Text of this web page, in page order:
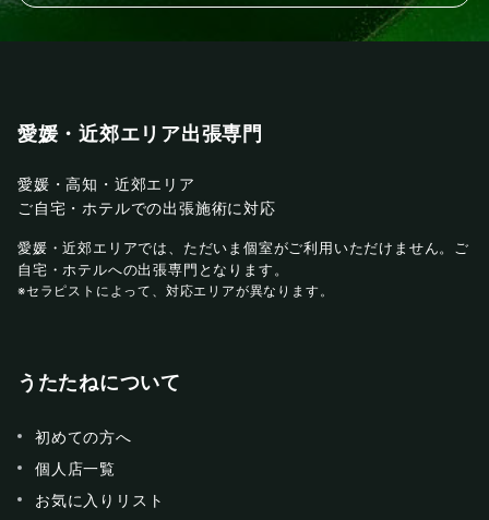
愛媛・近郊エリア出張専門
愛媛・高知・近郊エリア
ご自宅・ホテルでの出張施術に対応
愛媛・近郊エリアでは、ただいま個室がご利用いただけません。ご
自宅・ホテルへの出張専門となります。
※セラピストによって、対応エリアが異なります。
うたたねについて
初めての方へ
個人店一覧
お気に入りリスト